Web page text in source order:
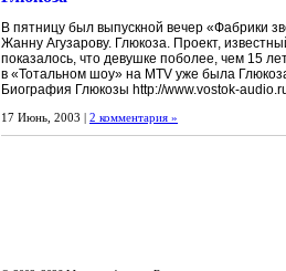
В пятницу был выпускной вечер «Фабрики
Жанну Агузарову. Глюкоза. Проект,
показалось, что девушке поболее, чем 15
в «Тотальном шоу» на MTV уже была
Биография Глюкозы http://www.vostok-
17 Июнь, 2003 | 2 комментария »